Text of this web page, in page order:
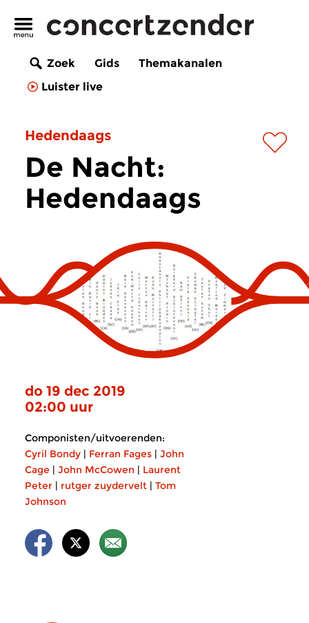
Zoek Gids
Themakanalen
Luister live
Hedendaags
De Nacht:
Hedendaags
do 19 dec 2019
02:00 uur
Componisten/uitvoerenden:
Cyril Bondy | Ferran Fages | John
Cage | John McCowen | Laurent
Peter | rutger zuydervelt | Tom
Johnson